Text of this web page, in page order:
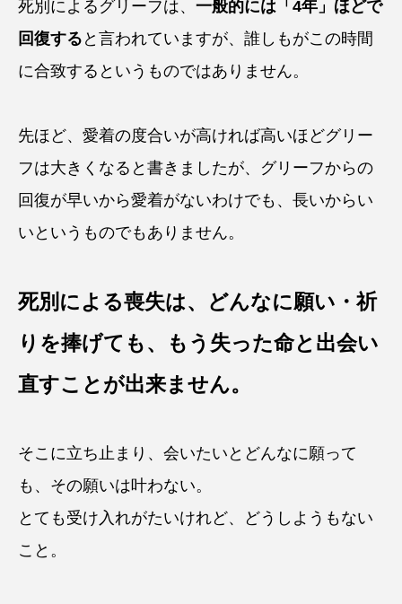
死別によるグリーフは、 一般的には「4年」ほどで
回復する と言われていますが、誰しもがこの時間
に合致するというものではありません。
先ほど、愛着の度合いが高ければ高いほどグリー
フは大きくなると書きましたが、グリーフからの
回復が早いから愛着がないわけでも、長いからい
いというものでもありません。
死別による喪失は、どんなに願い・祈
りを捧げても、もう失った命と出会い
直すことが出来ません。
そこに立ち止まり、会いたいとどんなに願って
も、その願いは叶わない。
とても受け入れがたいけれど、どうしようもない
こと。